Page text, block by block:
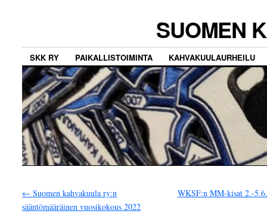
SUOMEN
SKK RY PAIKALLISTOIMINTA KAHVAKUULAURHEILU
← Suomen kahvakuula ry:n
sääntömääräinen vuosikokous 2022
WKSF:n MM-kisat 2.-